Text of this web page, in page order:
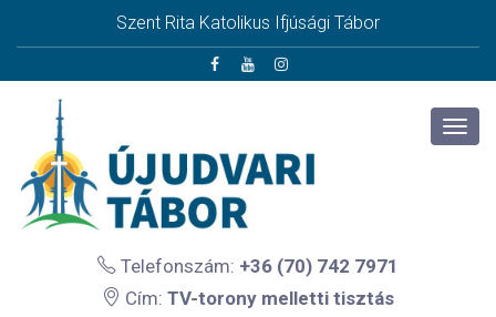
Szent Rita Katolikus Ifjúsági Tábor
Telefonszám: +36 (70) 742 7971
Cím: TV-torony melletti tisztás